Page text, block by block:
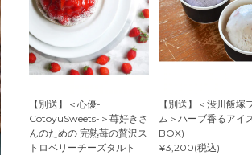
【別送】＜心優-
CotoyuSweets-＞苺好きさ
んのための 完熟苺の贅沢ス
トロベリーチーズタルト
【別送】＜渋川飯塚
ム＞ハーブ香るアイ
BOX)
¥3,200(税込)